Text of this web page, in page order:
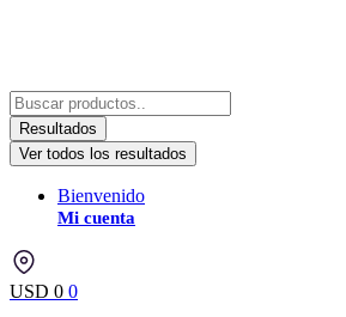
Resultados
Ver todos los resultados
Bienvenido
Mi cuenta
USD 0 0